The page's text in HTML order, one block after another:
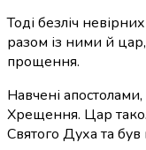
Тоді безліч
разом із ними й
прощення.
Навчені
Хрещення. Цар
Святого Духа та